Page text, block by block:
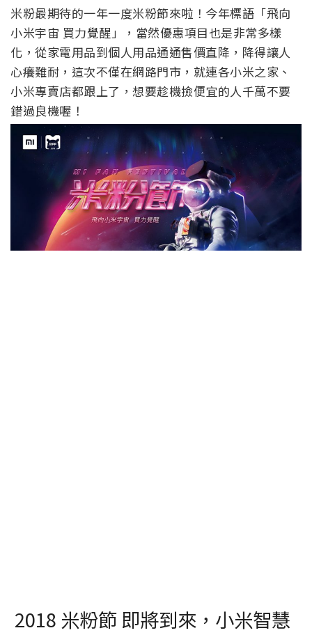
米粉最期待的一年一度米粉節來啦！今年標語「飛向
小米宇宙 買力覺醒」，當然優惠項目也是非常多樣
化，從家電用品到個人用品通通售價直降，降得讓人
心癢難耐，這次不僅在網路門市，就連各小米之家、
小米專賣店都跟上了，想要趁機撿便宜的人千萬不要
錯過良機喔！
2018 米粉節 即將到來，小米智慧